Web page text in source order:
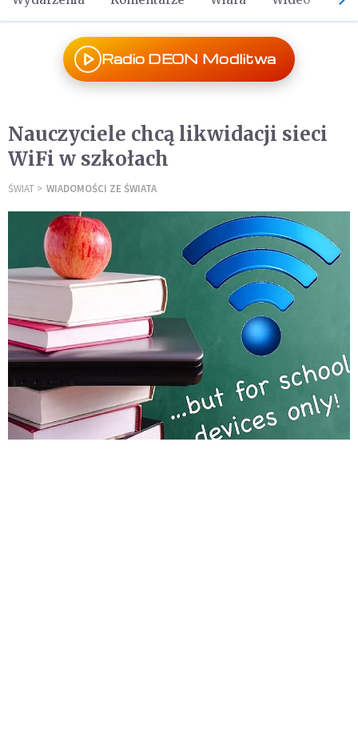
Radio DEON Modlitwa
Nauczyciele chcą likwidacji sieci
WiFi w szkołach
ŚWIAT WIADOMOŚCI ZE ŚWIATA